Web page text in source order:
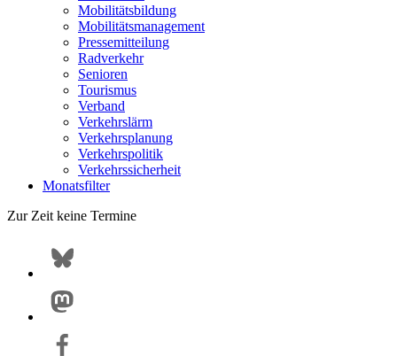
Mobilitätsbildung
Mobilitätsmanagement
Pressemitteilung
Radverkehr
Senioren
Tourismus
Verband
Verkehrslärm
Verkehrsplanung
Verkehrspolitik
Verkehrssicherheit
Monatsfilter
Zur Zeit keine Termine